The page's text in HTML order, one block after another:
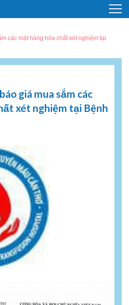
các mặt hàng hóa chất xét nghiệm tại
giá mua sắm các
xét nghiệm tại Bệnh